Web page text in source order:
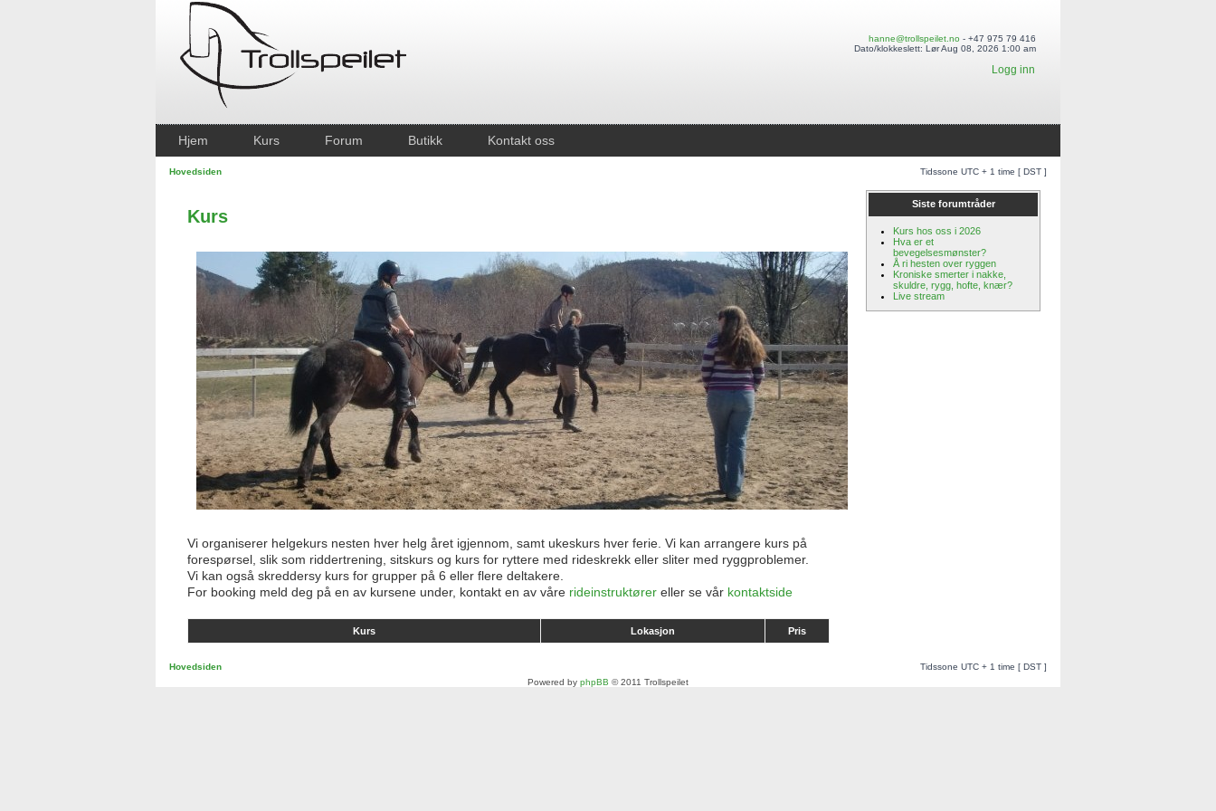
hanne@trollspeilet.no - +47 975 79 416
Dato/klokkeslett: Lør Aug 08, 2026 1:00 am
Logg inn
Hjem Kurs Forum Butikk Kontakt oss
Hovedsiden Tidssone UTC + 1 time [ DST ]
Kurs
Vi organiserer helgekurs nesten hver helg året igjennom, samt ukeskurs hver ferie. Vi kan arrangere kurs på
forespørsel, slik som riddertrening, sitskurs og kurs for ryttere med rideskrekk eller sliter med ryggproblemer.
Vi kan også skreddersy kurs for grupper på 6 eller flere deltakere.
For booking meld deg på en av kursene under, kontakt en av våre rideinstruktører eller se vår kontaktside
Kurs Lokasjon Pris
Siste forumtråder
Kurs hos oss i 2026
Hva er et
bevegelsesmønster?
Å ri hesten over ryggen
Kroniske smerter i nakke,
skuldre, rygg, hofte, knær?
Live stream
Hovedsiden
Tidssone UTC + 1 time [ DST ]
Powered by phpBB © 2011 Trollspeilet